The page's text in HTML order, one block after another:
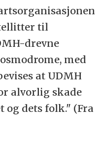
til
drevne
med
at UDMH
alvorlig skade
og dets folk." (Fra